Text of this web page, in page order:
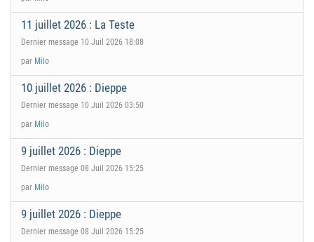
11 juillet 2026 : La Teste
Dernier message 10 Juil 2026 18:08
par Milo
10 juillet 2026 : Dieppe
Dernier message 10 Juil 2026 03:50
par Milo
9 juillet 2026 : Dieppe
Dernier message 08 Juil 2026 15:25
par Milo
9 juillet 2026 : Dieppe
Dernier message 08 Juil 2026 15:25